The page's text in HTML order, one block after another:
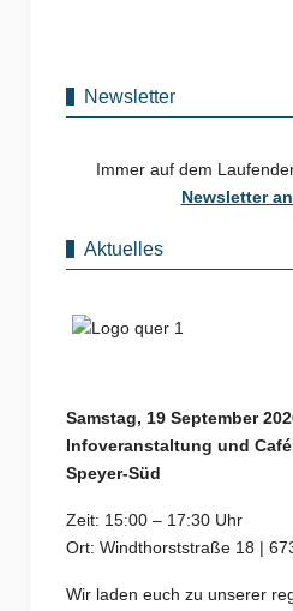
Newsletter
Immer auf dem
Newsletter
Aktuelles
Samstag, 19 September
Infoveranstaltung und
Speyer-Süd
Zeit: 15:00 – 17:30 Uhr
Ort: Windthorststraße 18 |
Wir laden euch zu unserer